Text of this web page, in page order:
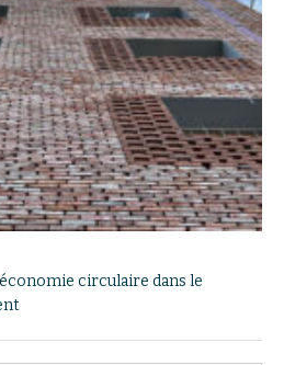
circulaire dans le